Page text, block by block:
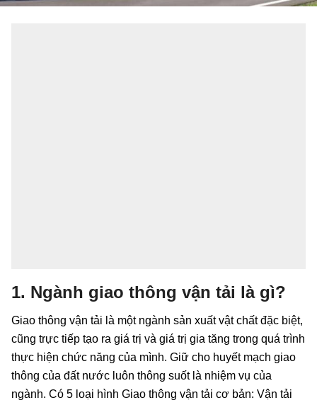
1. Ngành giao thông vận tải là gì?
Giao thông vận tải là một ngành sản xuất vật chất đặc biệt,
cũng trực tiếp tạo ra giá trị và giá trị gia tăng trong quá trình
thực hiện chức năng của mình. Giữ cho huyết mạch giao
thông của đất nước luôn thông suốt là nhiệm vụ của
ngành. Có 5 loại hình Giao thông vận tải cơ bản: Vận tải